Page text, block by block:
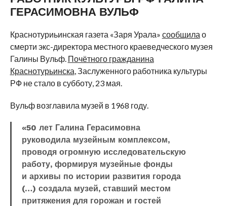
ГЕРАСИМОВНА ВУЛЬФ
Краснотуриьинская газета «Заря Урала» сообщила о
смерти экс-директора местного краеведческого музея
Галины Вульф. Почётного гражданина
Краснотурьинска , Заслуженного работника культуры
РФ не стало в субботу, 23 мая.
Вульф возглавила музей в 1968 году.
«50 лет Галина Герасимовна
руководила музейным комплексом,
проводя огромную исследовательскую
работу, формируя музейные фонды
и архивы по истории развития города
(…) создала музей, ставший местом
притяжения для горожан и гостей